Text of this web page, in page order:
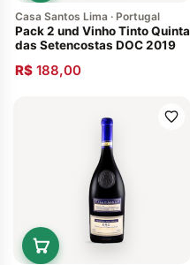
Casa Santos Lima · Portugal
Pack 2 und Vinho Tinto Quinta
das Setencostas DOC 2019
R$ 188,00